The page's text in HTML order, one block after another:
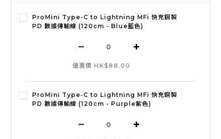
ProMini Type-C to Lightning MFi 快充銅製
PD 數據傳輸線 (120cm - Blue藍色)
優惠價 HK$88.00
ProMini Type-C to Lightning MFi 快充銅製
PD 數據傳輸線 (120cm - Purple紫色)